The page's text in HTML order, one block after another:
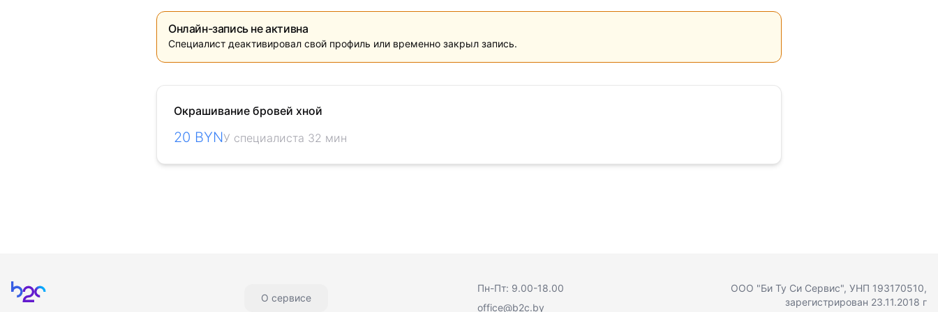
Онлайн-запись не активна
Специалист деактивировал свой профиль или временно закрыл запись.
Окрашивание бровей хной
20 BYNУ специалиста 32 мин
Главная
Пн-Пт: 9.00-18.00
office@b2c.by
О сервисе
ООО "Би Ту Си Сервис", УНП 193170510,
зарегистрирован 23.11.2018 г